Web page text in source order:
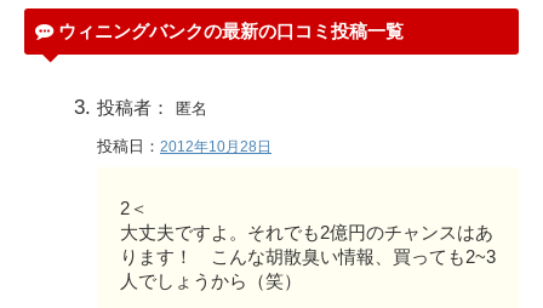
ウィニングバンクの最新の口コミ投稿一覧
投稿者： 匿名
投稿日： 2012年10月28日
2＜
大丈夫ですよ。それでも2億円のチャンスはあ
ります！ こんな胡散臭い情報、買っても2~3
人でしょうから（笑）